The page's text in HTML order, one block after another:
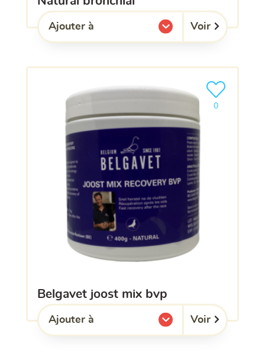
Ajouter à
l'une de mes listes. Voir
belgavet joost mix bvp
0
Ajouter le
Ajouter à
l'une de mes listes. Voir